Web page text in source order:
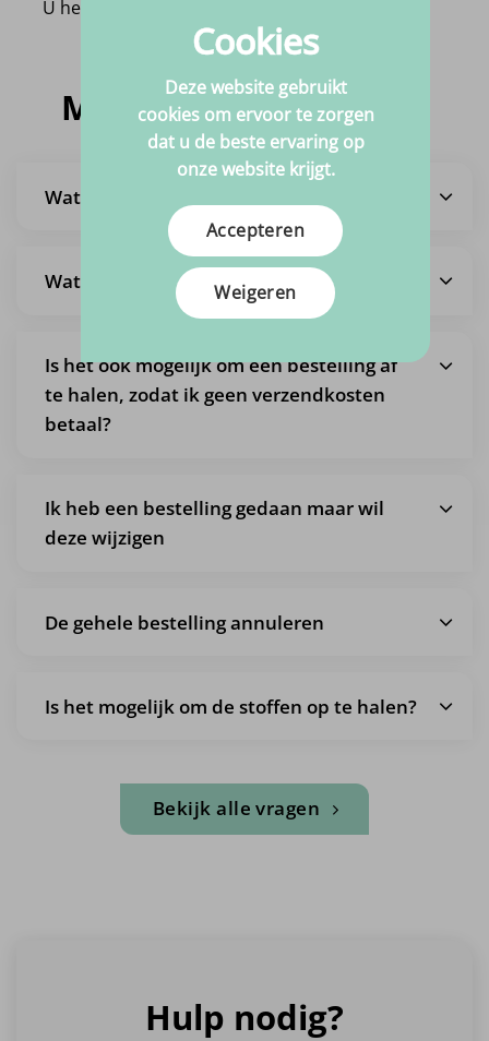
U heeft nog geen product bekeken!
Meestgestelde vragen
Wat is de levertijd?
Wat zijn de verzendkosten?
Is het ook mogelijk om een bestelling af
te halen, zodat ik geen verzendkosten
betaal?
Ik heb een bestelling gedaan maar wil
deze wijzigen
De gehele bestelling annuleren
Is het mogelijk om de stoffen op te halen?
Bekijk alle vragen
Hulp nodig?
Cookies
Deze website gebruikt
cookies om ervoor te zorgen
dat u de beste ervaring op
onze website krijgt.
Accepteren
Weigeren